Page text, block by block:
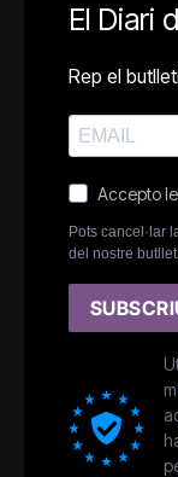
El Diari
Rep el
Accepto
Pots cancel·lar
del nostre